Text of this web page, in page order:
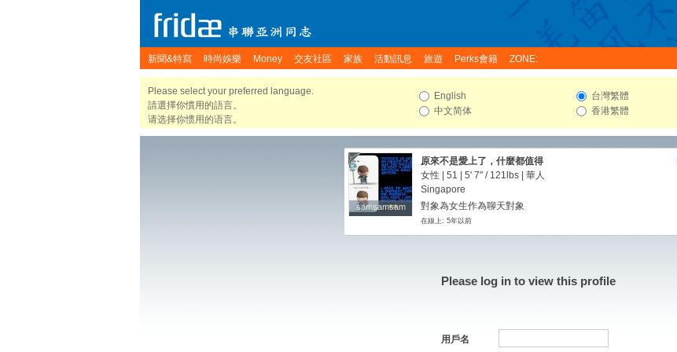
新聞&特寫 時尚娛樂 Money 交友社區 家族 活動訊息 旅遊 Perks會籍 ZONE:
Please select your preferred language.
請選擇你慣用的語言。
请选择你惯用的语言。
English
中文简体
台灣繁體
香港繁體
samsamsam
samsamsam
原來不是愛上了，什麼都值得
女性 | 51 | 5' 7" / 121lbs | 華人
Singapore
對象為女生作為聊天對象
在線上: 5年以前
Please log in to view this profile
用戶名